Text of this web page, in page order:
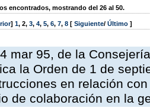
encontrados, mostrando del 26 al 50.
] 1, 2, 3, 4, 5, 6, 7, 8 [ Siguiente/ Último ]
mar 95, de la
la Orden de 1 de
en relación
de colaboración en la